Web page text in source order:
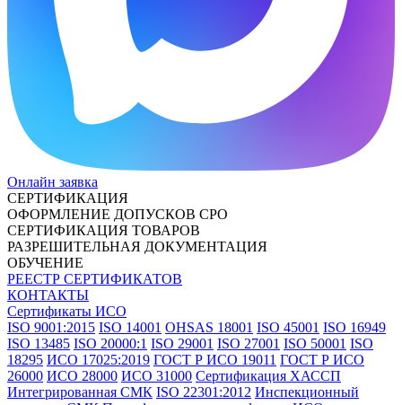
Онлайн заявка
СЕРТИФИКАЦИЯ
ОФОРМЛЕНИЕ ДОПУСКОВ СРО
СЕРТИФИКАЦИЯ ТОВАРОВ
РАЗРЕШИТЕЛЬНАЯ ДОКУМЕНТАЦИЯ
ОБУЧЕНИЕ
РЕЕСТР СЕРТИФИКАТОВ
КОНТАКТЫ
Сертификаты ИСО
ISO 9001:2015 ISO 14001 OHSAS 18001 ISO 45001 ISO 16949
ISO 13485 ISO 20000:1 ISO 29001 ISO 27001 ISO 50001 ISO
18295 ИСО 17025:2019 ГОСТ Р ИСО 19011 ГОСТ Р ИСО
26000 ИСО 28000 ИСО 31000 Сертификация ХАССП
Интегрированная СМК ISO 22301:2012 Инспекционный